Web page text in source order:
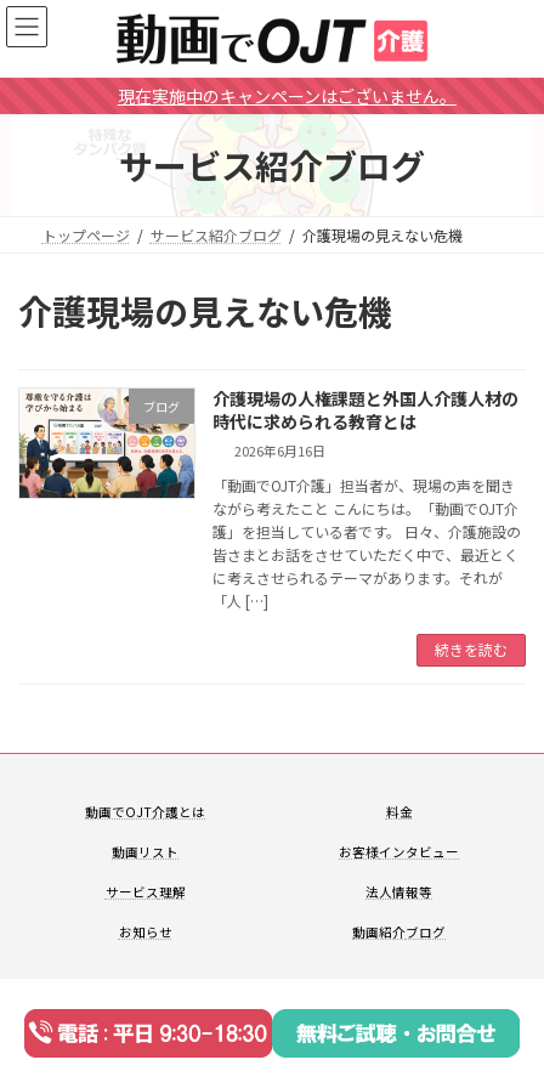
コ
ン
ン
ツ
ナ
ビ
ー
シ
現在実施中のキャンペーンはございません。
サービス紹介ブログ
トップページ サービス紹介ブログ 介護現場の見えない危機
介護現場の見えない危機
ブログ
介護現場の人権課題と外国人介護人材の
時代に求められる教育とは
2026年6月16日
「動画でOJT介護」担当者が、現場の声を聞き
ながら考えたこと こんにちは。「動画でOJT介
護」を担当している者です。 日々、介護施設の
皆さまとお話をさせていただく中で、最近とく
に考えさせられるテーマがあります。それが
「人 […]
続きを読む
動画でOJT介護とは 料金
動画リスト お客様インタビュー
サービス理解 法人情報等
お知らせ 動画紹介ブログ